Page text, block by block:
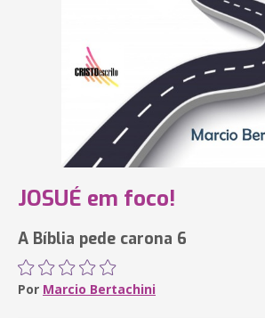
JOSUÉ em foco!
A Bíblia pede carona 6
Por Marcio Bertachini